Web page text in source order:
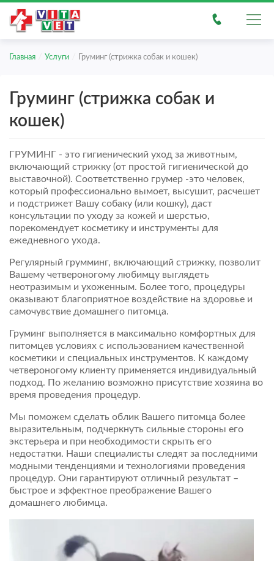
Главная Услуги Груминг (стрижка собак и кошек)
Груминг (стрижка собак и
кошек)
ГРУМИНГ - это гигиенический уход за животным,
включающий стрижку (от простой гигиенической до
выставочной). Соответственно грумер -это человек,
который профессионально вымоет, высушит, расчешет
и подстрижет Вашу собаку (или кошку), даст
консультации по уходу за кожей и шерстью,
порекомендует косметику и инструменты для
ежедневного ухода.
Регулярный грумминг, включающий стрижку, позволит
Вашему четвероногому любимцу выглядеть
неотразимым и ухоженным. Более того, процедуры
оказывают благоприятное воздействие на здоровье и
самочувствие домашнего питомца.
Груминг выполняется в максимально комфортных для
питомцев условиях с использованием качественной
косметики и специальных инструментов. К каждому
четвероногому клиенту применяется индивидуальный
подход. По желанию возможно присутствие хозяина во
время проведения процедур.
Мы поможем сделать облик Вашего питомца более
выразительным, подчеркнуть сильные стороны его
экстерьера и при необходимости скрыть его
недостатки. Наши специалисты следят за последними
модными тенденциями и технологиями проведения
процедур. Они гарантируют отличный результат –
быстрое и эффектное преображение Вашего
домашнего любимца.